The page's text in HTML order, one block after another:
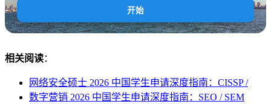
开始
相关阅读：
网络安全硕士 2026 中国学生申请深度指南：CISSP /
数字营销 2026 中国学生申请深度指南：SEO / SEM